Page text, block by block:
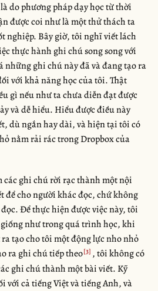
do phương pháp dạy học từ thời
được coi như là một thử thách ta
nghiệp. Bây giờ, tôi nghĩ viết lách
thực hành ghi chú song song với
những ghi chú này đã và đang tạo ra
với khả năng học của tôi. Thật
gì nếu như ta chưa diễn đạt được
và dễ hiểu. Hiểu được điều này
dù ngắn hay dài, và hiện tại tôi có
nằm rải rác trong Dropbox của
các ghi chú rời rạc thành một nội
để cho người khác đọc, chứ không
Để thực hiện được việc này, tôi
như trong quá trình học, khi
tạo cho tôi một động lực nho nhỏ
ra ghi chú tiếp theo
, tôi không có
ghi chú thành một bài viết. Kỹ
với cả tiếng Việt và tiếng Anh, và